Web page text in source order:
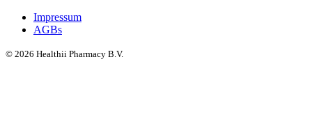
Impressum
AGBs
© 2026 Healthii Pharmacy B.V.